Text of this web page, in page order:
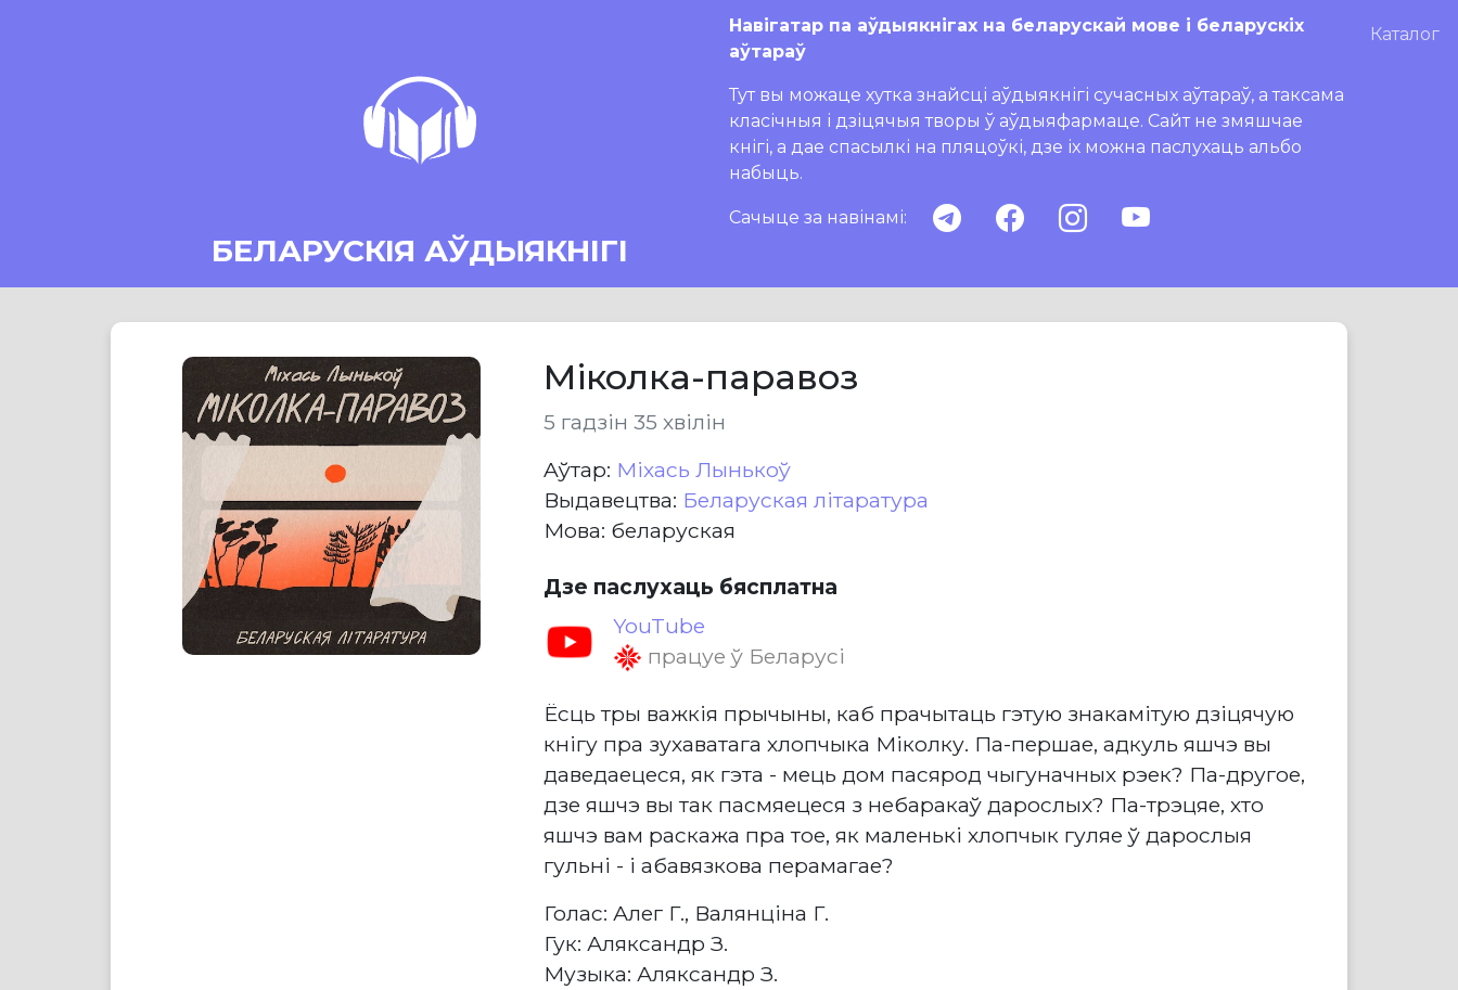
БЕЛАРУСКІЯ АЎДЫЯКНІГІ
Навігатар па аўдыякнігах на беларускай мове і беларускіх
аўтараў
Тут вы можаце хутка знайсці аўдыякнігі сучасных аўтараў, а таксама
класічныя і дзіцячыя творы ў аўдыяфармаце. Сайт не змяшчае
кнігі, а дае спасылкі на пляцоўкі, дзе іх можна паслухаць альбо
набыць.
Сачыце за навінамі:
Каталог
Міколка-паравоз
5 гадзін 35 хвілін
Aўтар: Міхась Лынькоў
Выдавецтва: Беларуская літаратура
Мова: беларуская
Дзе паслухаць бясплатна
YouTube
працуе ў Беларусі
Ёсць тры важкія прычыны, каб прачытаць гэтую знакамітую дзіцячую
кнігу пра зухаватага хлопчыка Міколку. Па-першае, адкуль яшчэ вы
даведаецеся, як гэта - мець дом пасярод чыгуначных рэек? Па-другое,
дзе яшчэ вы так пасмяецеся з небаракаў дарослых? Па-трэцяе, хто
яшчэ вам раскажа пра тое, як маленькі хлопчык гуляе ў дарослыя
гульні - і абавязкова перамагае?
Голас: Алег Г., Валянціна Г.
Гук: Аляксандр З.
Музыка: Аляксандр З.